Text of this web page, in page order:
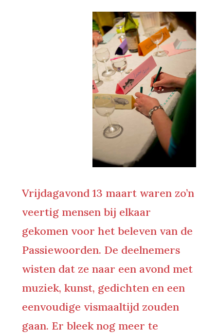
Vrijdagavond 13 maart waren zo’n
veertig mensen bij elkaar
gekomen voor het beleven van de
Passiewoorden. De deelnemers
wisten dat ze naar een avond met
muziek, kunst, gedichten en een
eenvoudige vismaaltijd zouden
gaan. Er bleek nog meer te